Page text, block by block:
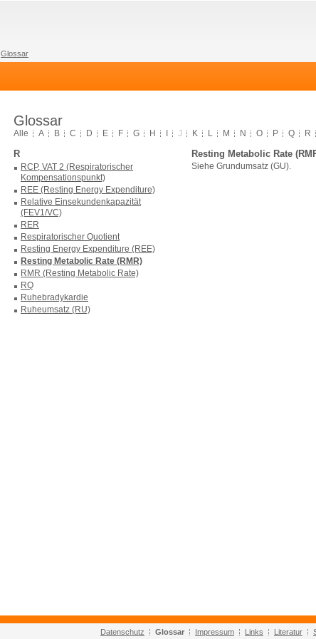
Glossar
Glossar
Alle A B C D E F G H J K L M N O P Q R
R
RCP, VAT 2 (Respiratorischer
Kompensationspunkt)
REE (Resting Energy Expenditure)
Relative Einsekundenkapazität
(FEV1/VC)
RER
Respiratorischer Quotient
Resting Energy Expenditure (REE)
Resting Metabolic Rate (RMR)
RMR (Resting Metabolic Rate)
RQ
Ruhebradykardie
Ruheumsatz (RU)
Resting Metabolic Rate
Siehe Grundumsatz (GU).
Datenschutz Glossar Impressum Links Literatur